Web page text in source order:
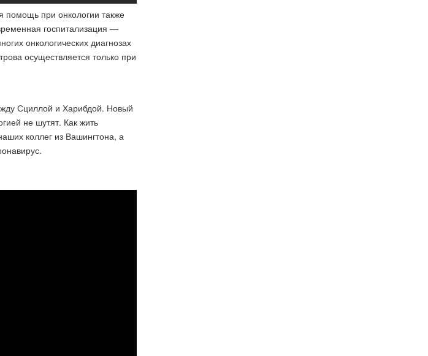
помощь при онкологии также
госпитализация —
онкологических диагнозах
осуществляется только при
Сциллой и Харибдой. Новый
не шутят. Как жить
коллег из Вашингтона, а